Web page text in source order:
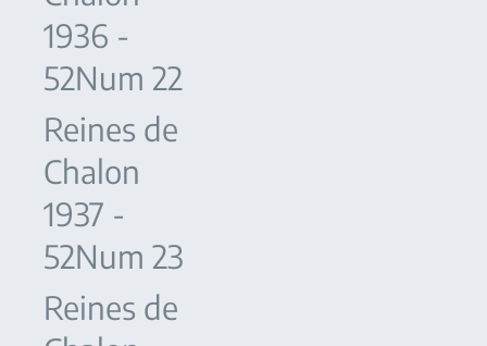
1936 -
52Num 22
Reines de
Chalon
1937 -
52Num 23
Reines de